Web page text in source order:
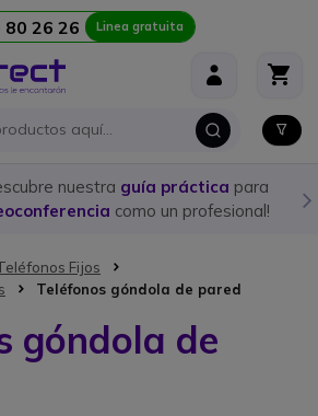
80 26 26 Linea gratuita
nuestra guía práctica para
como un profesional!
Fijos
Teléfonos góndola de pared
góndola de